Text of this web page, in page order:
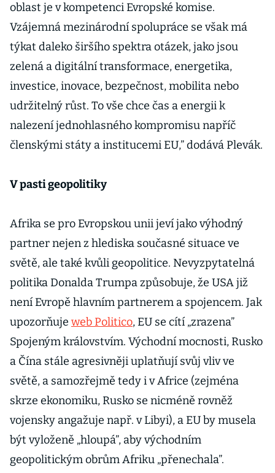
oblast je v kompetenci Evropské komise.
Vzájemná mezinárodní spolupráce se však má
týkat daleko širšího spektra otázek, jako jsou
zelená a digitální transformace, energetika,
investice, inovace, bezpečnost, mobilita nebo
udržitelný růst. To vše chce čas a energii k
nalezení jednohlasného kompromisu napříč
členskými státy a institucemi EU,” dodává Plevák.
V pasti geopolitiky
Afrika se pro Evropskou unii jeví jako výhodný
partner nejen z hlediska současné situace ve
světě, ale také kvůli geopolitice. Nevyzpytatelná
politika Donalda Trumpa způsobuje, že USA již
není Evropě hlavním partnerem a spojencem. Jak
upozorňuje web Politico, EU se cítí „zrazena”
Spojeným královstvím. Východní mocnosti, Rusko
a Čína stále agresivněji uplatňují svůj vliv ve
světě, a samozřejmě tedy i v Africe (zejména
skrze ekonomiku, Rusko se nicméně rovněž
vojensky angažuje např. v Libyi), a EU by musela
být vyloženě „hloupá”, aby východním
geopolitickým obrům Afriku „přenechala”.